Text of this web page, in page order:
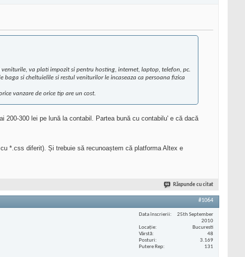
va plati impozit si pentru hosting, internet, laptop, telefon, pc.
si cheltuielile si restul veniturilor le incaseaza ca persoana fizica
vanzare de orice tip are un cost.
300 lei pe lună la contabil. Partea bună cu contabilu' e că dacă
*.css diferit). Și trebuie să recunoaștem că platforma Altex e
Răspunde cu citat
#1064
Data înscrierii
25th September
2010
Locaţie
Bucuresti
Vârstă
48
Posturi
3.169
Putere Rep
131